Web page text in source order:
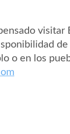
visitar
o en los